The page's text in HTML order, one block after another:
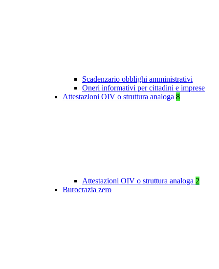
Scadenzario obblighi amministrativi
Oneri informativi per cittadini e imprese
Attestazioni OIV o struttura analoga 8
Attestazioni OIV o struttura analoga 2
Burocrazia zero